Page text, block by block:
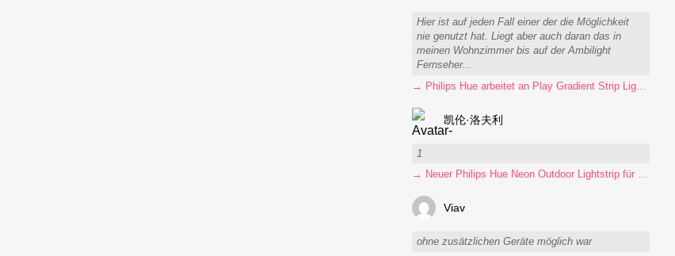
Hier ist auf jeden Fall einer der die Möglichkeit
nie genutzt hat. Liegt aber auch daran das in
meinen Wohnzimmer bis auf der Ambilight
Fernseher...
→ Philips Hue arbeitet an Play Gradient Strip Light Pro
凯伦·洛夫利
1
→ Neuer Philips Hue Neon Outdoor Lightstrip für 130 Euro
Viav
ohne zusätzlichen Geräte möglich war